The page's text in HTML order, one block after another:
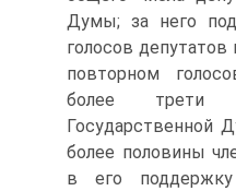
Думы; за него
голосов
повторном
более трети
Государственной
более половины
в его поддержку